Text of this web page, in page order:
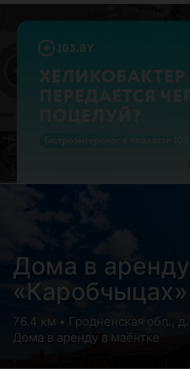
Дома в
«Каробчыцах»
76.4 км • Гродненская обл.,
Дома в аренду в маёнтке